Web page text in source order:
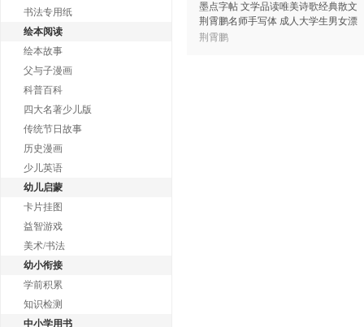
书法专用纸
绘本阅读
绘本故事
父与子漫画
科普百科
四大名著少儿版
传统节日故事
历史漫画
少儿英语
幼儿启蒙
卡片挂图
益智游戏
美术/书法
幼小衔接
学前积累
知识检测
中小学用书
墨点字帖 文学品读唯美诗歌经典散文
荆霄鹏名师手写体 成人大学生男女漂
亮字行楷练习字帖
荆霄鹏